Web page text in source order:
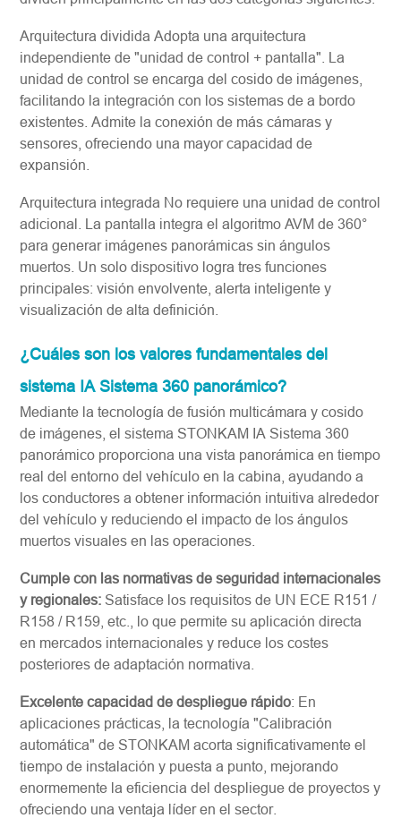
Arquitectura dividida Adopta una arquitectura
independiente de "unidad de control + pantalla". La
unidad de control se encarga del cosido de imágenes,
facilitando la integración con los sistemas de a bordo
existentes. Admite la conexión de más cámaras y
sensores, ofreciendo una mayor capacidad de
expansión.
Arquitectura integrada No requiere una unidad de control
adicional. La pantalla integra el algoritmo AVM de 360°
para generar imágenes panorámicas sin ángulos
muertos. Un solo dispositivo logra tres funciones
principales: visión envolvente, alerta inteligente y
visualización de alta definición.
¿Cuáles son los valores fundamentales del
sistema IA Sistema 360 panorámico?
Mediante la tecnología de fusión multicámara y cosido
de imágenes, el sistema STONKAM IA Sistema 360
panorámico proporciona una vista panorámica en tiempo
real del entorno del vehículo en la cabina, ayudando a
los conductores a obtener información intuitiva alrededor
del vehículo y reduciendo el impacto de los ángulos
muertos visuales en las operaciones.
Cumple con las normativas de seguridad internacionales
y regionales:Satisface los requisitos de UN ECE R151 /
R158 / R159, etc., lo que permite su aplicación directa
en mercados internacionales y reduce los costes
posteriores de adaptación normativa.
Excelente capacidad de despliegue rápido: En
aplicaciones prácticas, la tecnología "Calibración
automática" de STONKAM acorta significativamente el
tiempo de instalación y puesta a punto, mejorando
enormemente la eficiencia del despliegue de proyectos y
ofreciendo una ventaja líder en el sector.